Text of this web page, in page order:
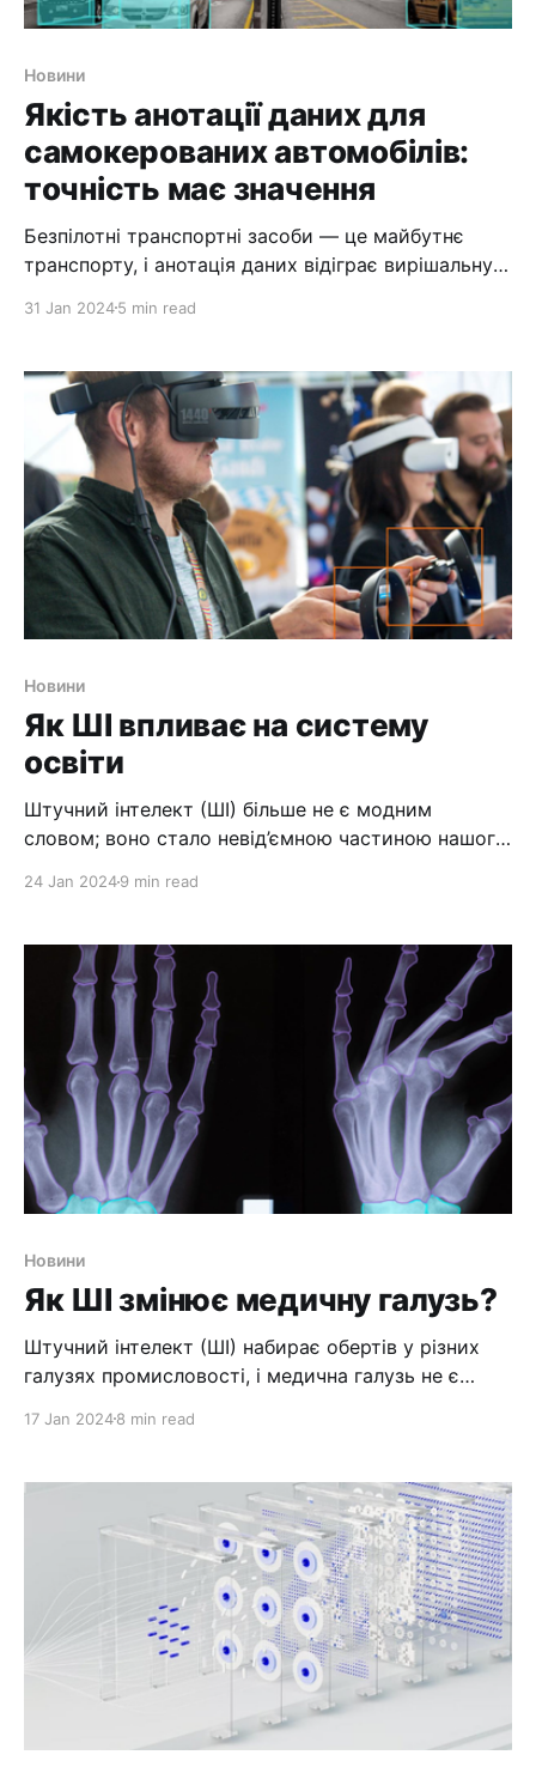
Новини
Якість анотації даних для
самокерованих автомобілів:
точність має значення
Безпілотні транспортні засоби — це майбутнє
транспорту, і анотація даних відіграє вирішальну
позначення та категоризації даних для навчання
безпілотних транспортних засобів анотація даних
передбачає позначення зображень, відео та інших
даних датчиків, щоб допомогти транспортному
засобу зрозуміти оточення та
31 Jan 20245 min read
Новини
Як ШІ впливає на систему
освіти
Штучний інтелект (ШІ) більше не є модним
словом; воно стало невід’ємною частиною нашого
роботи. Але як щодо освіти? Чи може штучний
інтелект покращити спосіб навчання та
викладання? У цій
24 Jan 20249 min read
Новини
Як ШІ змінює медичну галузь?
Штучний інтелект (ШІ) набирає обертів у різних
галузях промисловості, і медична галузь не є
наш підхід до охорони здоров’я, від покращення
медичних досліджень і аналізу. За допомогою
штучного інтелекту постачальники медичних
послуг можуть надавати більш точну та
17 Jan 20248 min read